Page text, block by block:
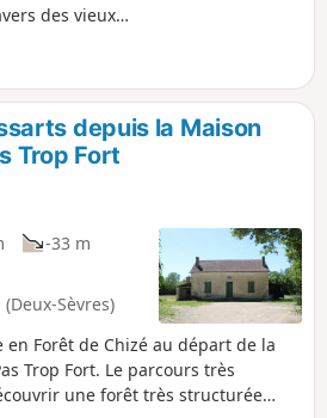
des vieux
permet de
de la Chaume
d’Ensigné, le
Saunier, la
les chênes de
du Lac et le trou
depuis la Maison
Trop Fort
-33 m
Sèvres)
Forêt de Chizé au départ de la
Trop Fort. Le parcours très
une forêt très structurée